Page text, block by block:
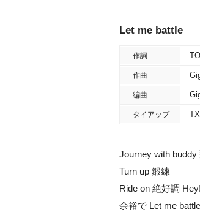
Let me battle
作詞
作曲
編曲
タイアップ
Journey with buddy
Turn up 鍛練
Ride on 絶好調 Hey!
余裕で Let me battle